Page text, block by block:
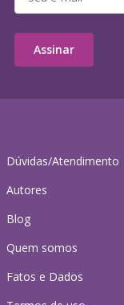
Dúvidas/Atendimento
Autores
Blog
Quem somos
Fatos e Dados
Assinar